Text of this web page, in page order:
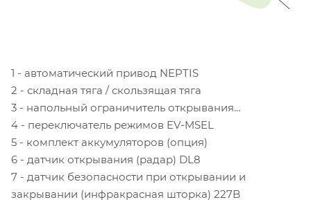
1 - автоматический привод NEPTIS
2 - складная тяга / скользящая тяга
3 - напольный ограничитель открывания
4 - переключатель режимов EV-MSEL
5 - комплект аккумуляторов (опция)
6 - датчик открывания (радар) DL8
7 - датчик безопасности при открывании и
закрывании (инфракрасная шторка) 227B